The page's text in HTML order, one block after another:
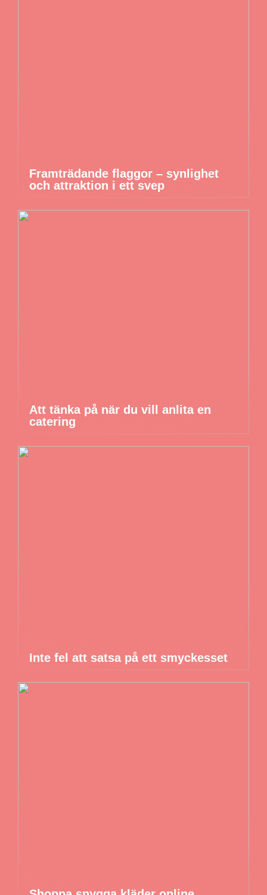
Framträdande flaggor – synlighet
och attraktion i ett svep
Att tänka på när du vill anlita en
catering
Inte fel att satsa på ett smyckesset